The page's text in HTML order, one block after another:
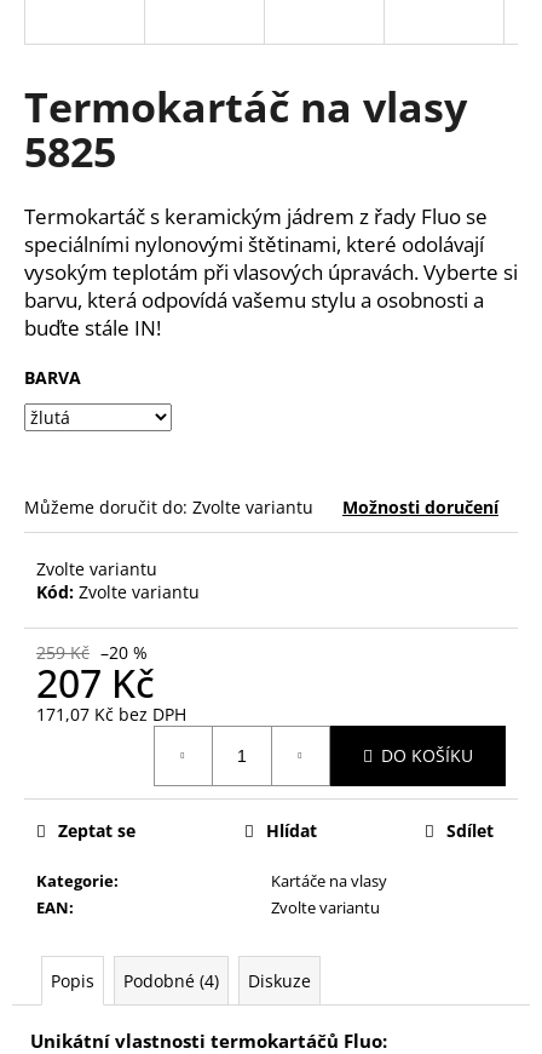
Termokartáč na vlasy
5825
Termokartáč s keramickým jádrem z řady Fluo se
speciálními nylonovými štětinami, které odolávají
vysokým teplotám při vlasových úpravách. Vyberte si
barvu, která odpovídá vašemu stylu a osobnosti a
buďte stále IN!
BARVA
Můžeme doručit do: Zvolte variantu Možnosti doručení
Zvolte variantu
Kód: Zvolte variantu
259 Kč –20 %
207 Kč
171,07 Kč bez DPH
DO KOŠÍKU
Kategorie:
Kartáče na vlasy
EAN: Zvolte variantu
Zeptat se Hlídat Sdílet
Popis Podobné (4) Diskuze
Unikátní vlastnosti termokartáčů Fluo:
í
t
?
HLEDAT
D
o
p
r
u
u
e
m
NEHTY
GIRLS
LEPIDLO,
Č.3